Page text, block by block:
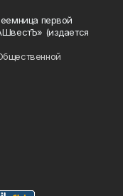
первой
(издается